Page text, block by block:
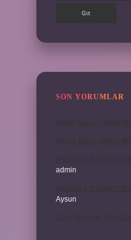
SON YORUMLAR
admin
Aysun